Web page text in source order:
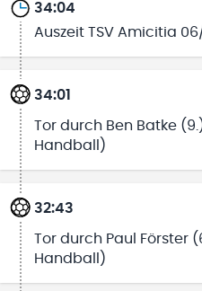
34:04
Auszeit TSV Amicitia
34:01
Tor durch Ben Batke
Handball)
32:43
Tor durch Paul Förster
Handball)